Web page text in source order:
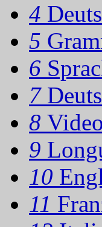
4
5
6
7
8
9
10
11